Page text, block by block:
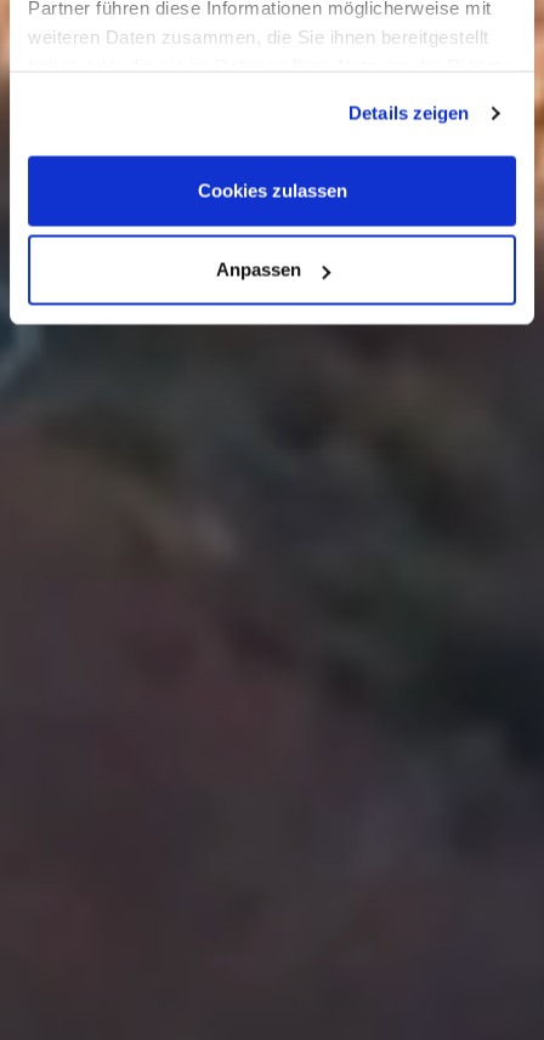
Partner führen diese Informationen möglicherweise mit
weiteren Daten zusammen, die Sie ihnen bereitgestellt
Cookies, wenn Sie unsere Webseite weiterhin nutzen.
Details zeigen
Cookies zulassen
Anpassen